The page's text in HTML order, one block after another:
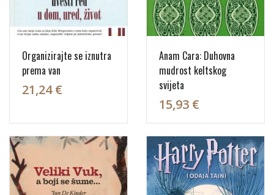
Organizirajte se iznutra
prema van
21,24 €
Anam Cara: Duhovna
mudrost keltskog
svijeta
15,93 €